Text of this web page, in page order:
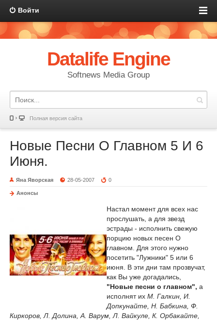
Войти
Datalife Engine
Softnews Media Group
Полная версия сайта
Новые Песни О Главном 5 И 6
Июня.
Яна Яворская 28-05-2007 0
Анонсы
Настал момент для всех нас
прослушать, а для звезд
эстрады - исполнить свежую
порцию новых песен О
главном. Для этого нужно
посетить "Лужники" 5 или 6
июня. В эти дни там прозвучат,
как Вы уже догадались,
"Новые песни о главном", а
исполнят их М. Галкин, И.
Допкунайте, Н. Бабкина, Ф.
Киркоров, Л. Долина, А. Варум, Л. Вайкуле, К. Орбакайте,